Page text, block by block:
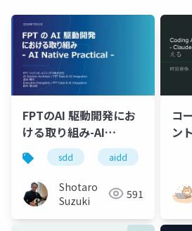
FPTのAI 駆動開発にお
ける取り組み-AI
Native Practical
sdd aidd
Shotaro
Suzuki
591
コ
ン